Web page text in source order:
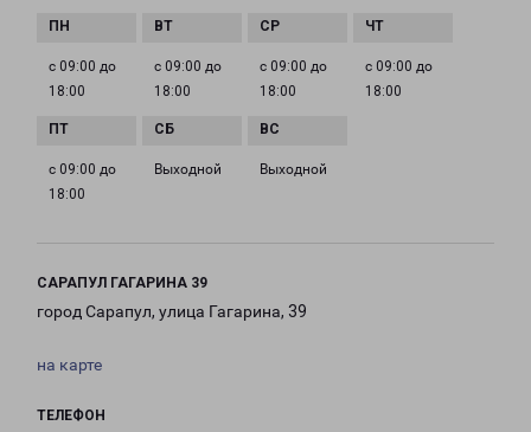
с 09:00 до
18:00
с 09:00 до
18:00
с 09:00 до
18:00
с 09:00 до
18:00
с 09:00 до
18:00
Выходной Выходной
САРАПУЛ ГАГАРИНА 39
город Сарапул, улица Гагарина, 39
на карте
ТЕЛЕФОН